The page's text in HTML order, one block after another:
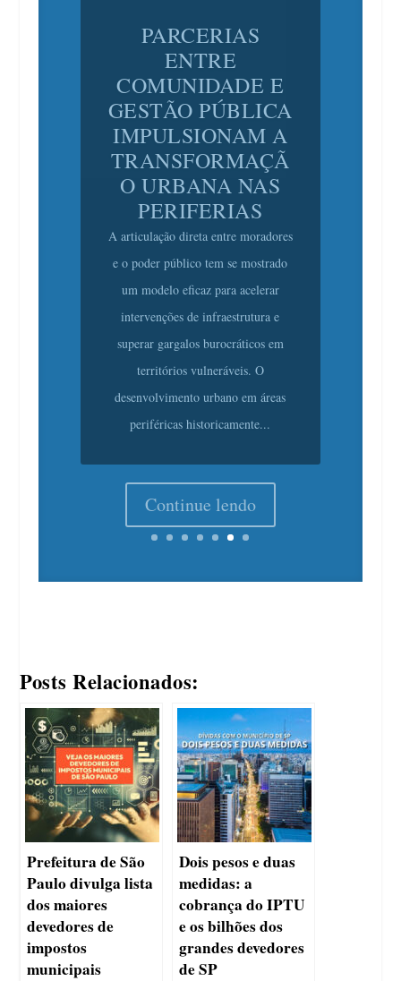
ENTRE
COMUNIDADE E
GESTÃO PÚBLICA
IMPULSIONAM A
TRANSFORMAÇÃ
O URBANA NAS
PERIFERIAS
A articulação direta entre moradores
e o poder público tem se mostrado
um modelo eficaz para acelerar
intervenções de infraestrutura e
superar gargalos burocráticos em
territórios vulneráveis. O
desenvolvimento urbano em áreas
periféricas historicamente...
Posts Relacionados:
Prefeitura de São
Paulo divulga lista
dos maiores
devedores de
impostos
municipais
Dois pesos e duas
medidas: a
cobrança do IPTU
e os bilhões dos
grandes devedores
de SP